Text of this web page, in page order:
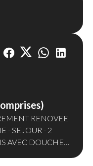
RENOVEE
- SEJOUR - 2
AVEC DOUCHE -